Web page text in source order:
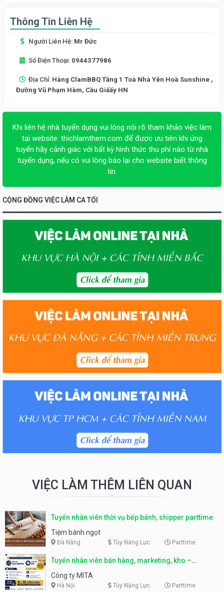
Thông Tin Liên Hệ
Người Liên Hệ: Mr Đức
Số Điện Thoại: 0944377986
Địa Chỉ: Hàng ClamBBQ Tầng 1 Toà Nhà Yên Hoà Sunshine ,
Đường Vũ Phạm Hàm, Cầu Giấấy HN
Khi liên hệ nhà tuyển dụng vui lòng nói rõ tham khảo việc làm
tại website: thichlamthem.com để được ưu tiên khi ứng
tuyển hãy cảnh giác với bất kỳ hình thức thu phí nào từ nhà
tuyển dụng, nếu có vui lòng báo lại cho website biết thông
tin.
CỘNG ĐỒNG VIỆC LÀM CA TỐI
VIỆC LÀM THÊM LIÊN QUAN
Tuyển nhân viên thời vụ bếp bánh, shipper parttime
Tiệm bánh ngọt
Đà Nẵng Tùy Năng Lực Parttime
Tuyển nhân viên bán hàng, marketing, kho –
parttime, fulltime
Công ty MITA
Hà Nội Tùy Năng Lực Parttime